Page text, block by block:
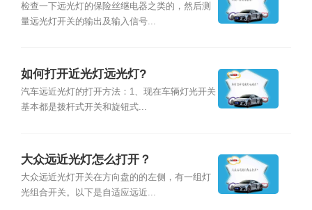
检查一下远光灯的保险丝继电器之类的，然后测
量远光灯开关的输出及输入信号...
如何打开近光灯远光灯?
汽车远近光灯的打开方法：1、现在车辆灯光开关
基本都是拨杆式开关和旋钮式...
大众远近光灯怎么打开？
大众远近光灯开关在方向盘的的左侧，有一组灯
光组合开关。以下是自适应远近...